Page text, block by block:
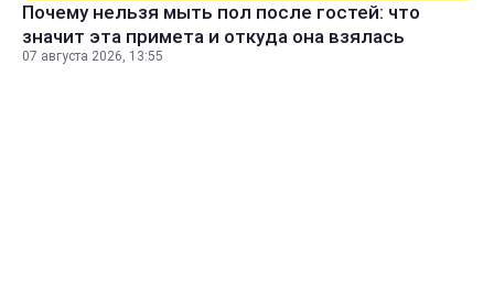
Почему нельзя мыть пол после гостей: что
значит эта примета и откуда она взялась
07 августа 2026, 13:55